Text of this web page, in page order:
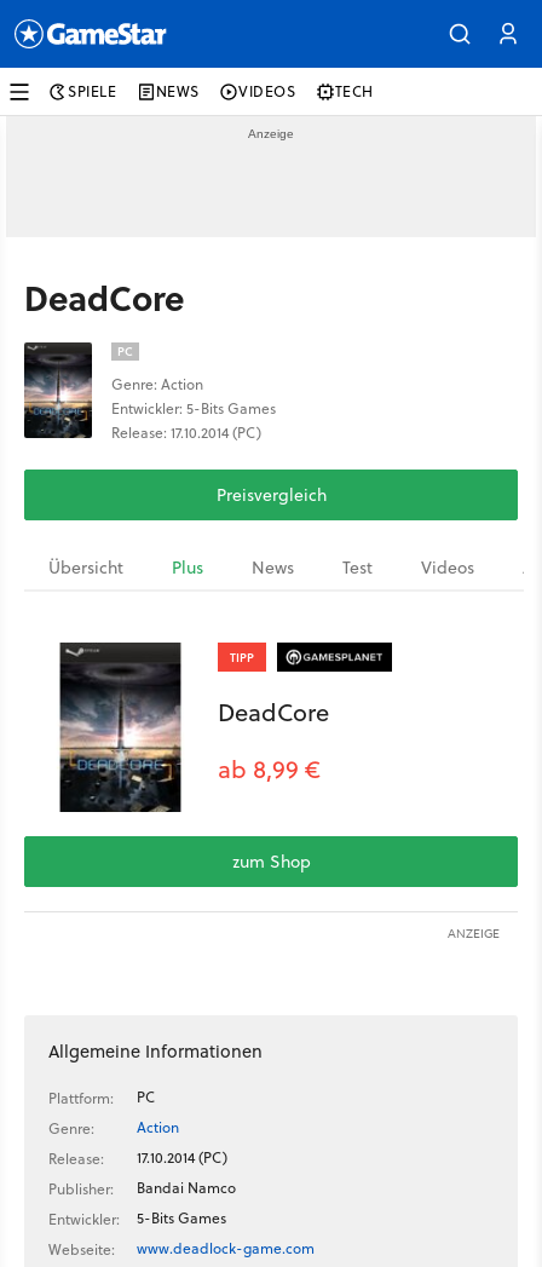
SPIELE NEWS VIDEOS TECH
DeadCore
PC
Genre: Action
Entwickler: 5-Bits Games
Release: 17.10.2014 (PC)
Preisvergleich
Übersicht Plus News Test Videos
TIPP
DeadCore
ab 8,99 €
zum Shop
ANZEIGE
Allgemeine Informationen
Plattform:
PC
Genre:
Action
Release:
17.10.2014 (PC)
Publisher:
Bandai Namco
Entwickler:
5-Bits Games
Webseite:
www.deadlock-game.com